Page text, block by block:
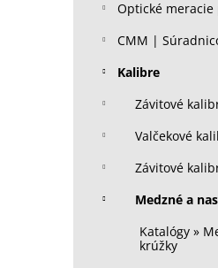
Optické
CMM |
Kalibre
Závitové
Valčekové
Závitové
Medzné a
Katalógy »
krúžky